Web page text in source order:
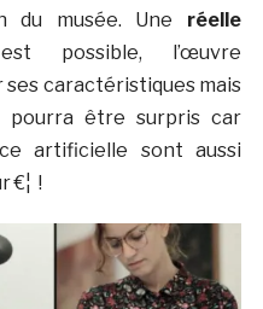
du musée. Une réelle
possible, l’œuvre
caractéristiques mais
pourra être surpris car
artificielle sont aussi
€¦ !